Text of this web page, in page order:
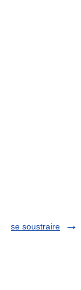
se soustraire